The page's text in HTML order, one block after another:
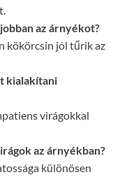
az árnyékot?
kökörcsin jól tűrik az
kialakítani
virágokkal
az árnyékban?
különösen